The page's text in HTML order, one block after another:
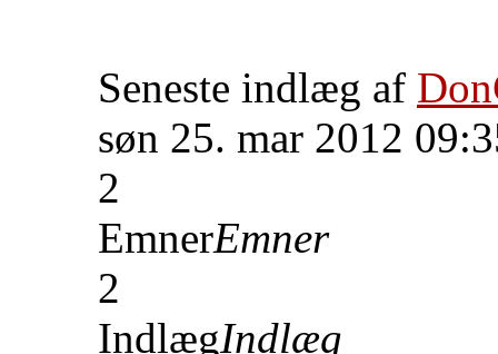
Seneste indlæg af
søn 25. mar 2012
2
EmnerEmner
2
IndlægIndlæg